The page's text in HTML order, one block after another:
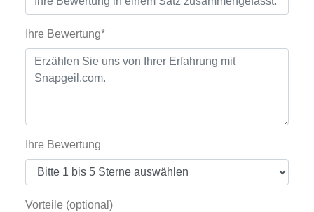
Ihre Bewertung*
Ihre Bewertung
Vorteile (optional)